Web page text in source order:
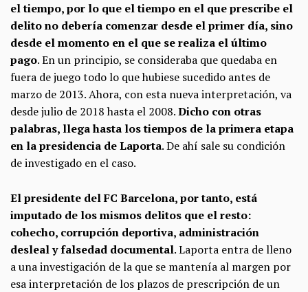
el tiempo, por lo que el tiempo en el que prescribe el
delito no debería comenzar desde el primer día, sino
desde el momento en el que se realiza el último
pago. En un principio, se consideraba que quedaba en
fuera de juego todo lo que hubiese sucedido antes de
marzo de 2013. Ahora, con esta nueva interpretación, va
desde julio de 2018 hasta el 2008.Dicho con otras
palabras, llega hasta los tiempos de la primera etapa
en la presidencia de Laporta. De ahí sale su condición
de investigado en el caso.
El presidente del FC Barcelona, por tanto, está
imputado de los mismos delitos que el resto:
cohecho, corrupción deportiva, administración
desleal y falsedad documental. Laporta entra de lleno
a una investigación de la que se mantenía al margen por
esa interpretación de los plazos de prescripción de un